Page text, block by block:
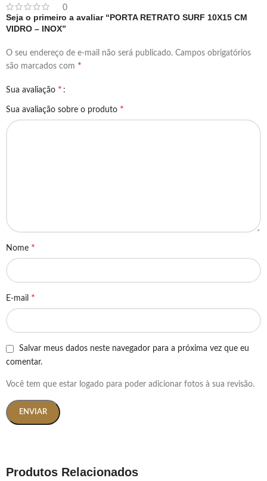
0
Seja o primeiro a avaliar “PORTA RETRATO SURF 10X15 CM
VIDRO – INOX”
O seu endereço de e-mail não será publicado. Campos obrigatórios
são marcados com *
Sua avaliação *
Sua avaliação sobre o produto *
Nome *
E-mail *
Salvar meus dados neste navegador para a próxima vez que eu
comentar.
Você tem que estar logado para poder adicionar fotos à sua revisão.
Produtos Relacionados